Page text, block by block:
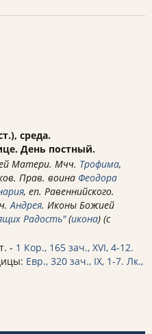
среда.
День постный.
Матери. Мчч. Трофима,
Прав. воина Феодора
, еп. Равеннийского.
Андрея. Иконы Божией
Радость"(икона) (с
- 1 Кор., 165 зач., XVI, 4-12.
Евр., 320 зач., IX, 1-7. Лк.,